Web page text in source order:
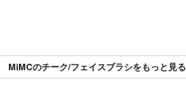
MiMCのチーク/フェイスブラシをもっと見る